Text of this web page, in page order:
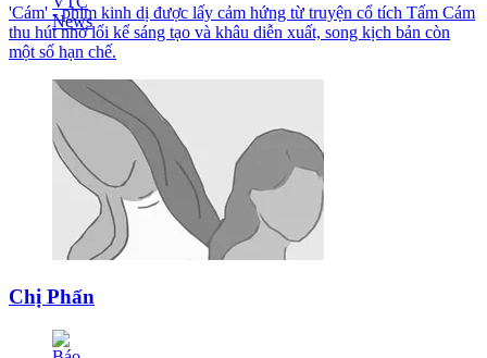
'Cám' - phim kinh dị được lấy cảm hứng từ truyện cổ tích Tấm Cám
thu hút nhờ lối kể sáng tạo và khâu diễn xuất, song kịch bản còn
một số hạn chế.
Chị Phấn